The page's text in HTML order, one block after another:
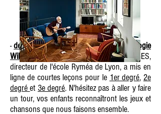
-des cours d'initiation musicale en pédagogie
Willems en ligne! Christophe LAZERGES,
directeur de l'école Ryméa de Lyon, a mis en
ligne de courtes leçons pour le 1er degré, 2e
degréet 3e degré. N'hésitez pas à aller y faire
un tour, vos enfants reconnaîtront les jeux et
chansons que nous faisons ensemble.